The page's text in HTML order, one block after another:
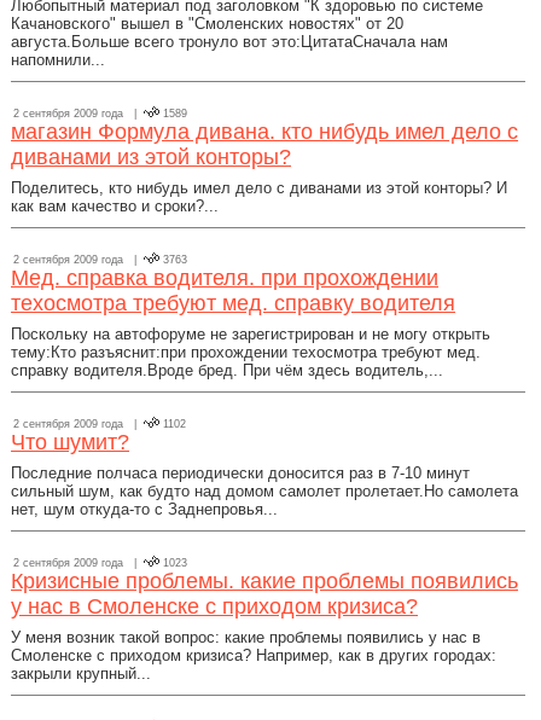
Любопытный материал под заголовком "К здоровью по системе
Качановского" вышел в "Смоленских новостях" от 20
августа.Больше всего тронуло вот это:ЦитатаСначала нам
напомнили...
2 сентября 2009 года | 1589
магазин Формула дивана. кто нибудь имел дело с
диванами из этой конторы?
Поделитесь, кто нибудь имел дело с диванами из этой конторы? И
как вам качество и сроки?...
2 сентября 2009 года | 3763
Мед. справка водителя. при прохождении
техосмотра требуют мед. справку водителя
Поскольку на автофоруме не зарегистрирован и не могу открыть
тему:Кто разъяснит:при прохождении техосмотра требуют мед.
справку водителя.Вроде бред. При чём здесь водитель,...
2 сентября 2009 года | 1102
Что шумит?
Последние полчаса периодически доносится раз в 7-10 минут
сильный шум, как будто над домом самолет пролетает.Но самолета
нет, шум откуда-то с Заднепровья...
2 сентября 2009 года | 1023
Кризисные проблемы. какие проблемы появились
у нас в Смоленске с приходом кризиса?
У меня возник такой вопрос: какие проблемы появились у нас в
Смоленске с приходом кризиса? Например, как в других городах:
закрыли крупный...